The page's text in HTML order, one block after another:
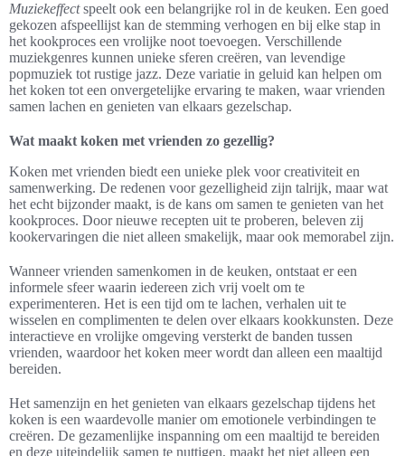
Muziekeffectspeelt ook een belangrijke rol in de keuken. Een goed
gekozen afspeellijst kan de stemming verhogen en bij elke stap in
het kookproces een vrolijke noot toevoegen. Verschillende
muziekgenres kunnen unieke sferen creëren, van levendige
popmuziek tot rustige jazz. Deze variatie in geluid kan helpen om
het koken tot een onvergetelijke ervaring te maken, waar vrienden
samen lachen en genieten van elkaars gezelschap.
Wat maakt koken met vrienden zo gezellig?
Koken met vrienden biedt een unieke plek voor creativiteit en
samenwerking. De redenen voor gezelligheid zijn talrijk, maar wat
het echt bijzonder maakt, is de kans om samen te genieten van het
kookproces. Door nieuwe recepten uit te proberen, beleven zij
kookervaringen die niet alleen smakelijk, maar ook memorabel zijn.
Wanneer vrienden samenkomen in de keuken, ontstaat er een
informele sfeer waarin iedereen zich vrij voelt om te
experimenteren. Het is een tijd om te lachen, verhalen uit te
wisselen en complimenten te delen over elkaars kookkunsten. Deze
interactieve en vrolijke omgeving versterkt de banden tussen
vrienden, waardoor het koken meer wordt dan alleen een maaltijd
bereiden.
Het samenzijn en het genieten van elkaars gezelschap tijdens het
koken is een waardevolle manier om emotionele verbindingen te
creëren. De gezamenlijke inspanning om een maaltijd te bereiden
en deze uiteindelijk samen te nuttigen, maakt het niet alleen een